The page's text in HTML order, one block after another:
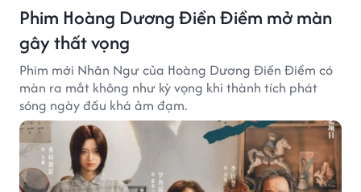
Phim Hoàng Dương Điền Điềm mở màn
gây thất vọng
Phim mới Nhân Ngư của Hoàng Dương Điền Điềm có
màn ra mắt không như kỳ vọng khi thành tích phát
sóng ngày đầu khá ảm đạm.